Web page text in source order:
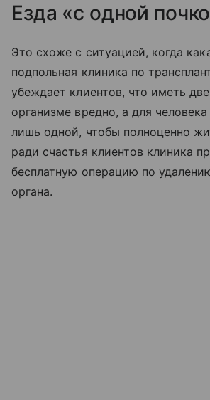
Езда «с одной
Это схоже с ситуацией, когда
подпольная клиника по
убеждает клиентов, что иметь
организме вредно, а для
лишь одной, чтобы полноценно
ради счастья клиентов клиника
бесплатную операцию по
органа.